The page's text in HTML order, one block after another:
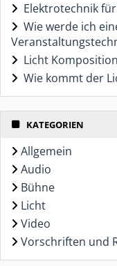
Elektrotechnik
Wie werde ich
Licht
Wie kommt der
KATEGORIEN
Allgemein
Audio
Bühne
Licht
Video
Vorschriften und